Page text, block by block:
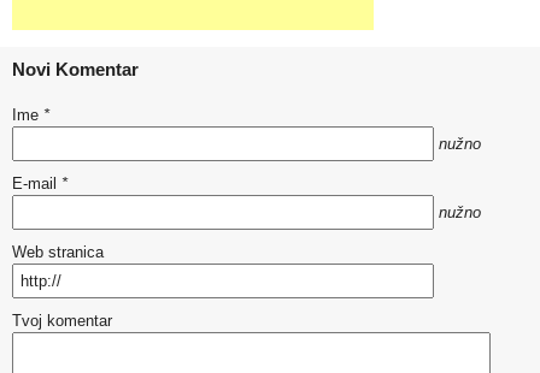
Novi Komentar
Ime *
nužno
E-mail *
nužno
Web stranica
Tvoj komentar